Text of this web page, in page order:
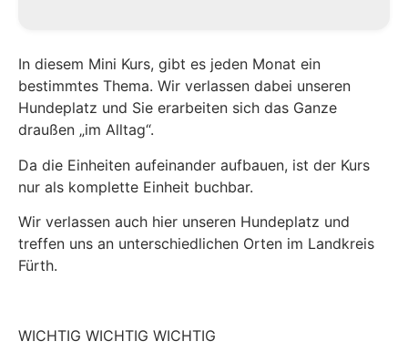
In diesem Mini Kurs, gibt es jeden Monat ein
bestimmtes Thema. Wir verlassen dabei unseren
Hundeplatz und Sie erarbeiten sich das Ganze
draußen „im Alltag“.
Da die Einheiten aufeinander aufbauen, ist der Kurs
nur als komplette Einheit buchbar.
Wir verlassen auch hier unseren Hundeplatz und
treffen uns an unterschiedlichen Orten im Landkreis
Fürth.
WICHTIG WICHTIG WICHTIG